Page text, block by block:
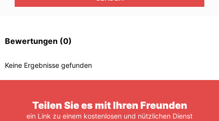
Bewertungen (0)
Keine Ergebnisse gefunden
Teilen Sie es mit Ihren Freunden
ein Link zu einem kostenlosen und nützlichen Dienst